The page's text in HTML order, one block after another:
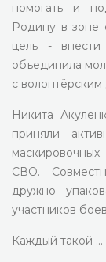
помогать и
Родину в зоне
цель -
объединила
с
Никита
приняли
СВО.
дружно
участников
Каждый такой …